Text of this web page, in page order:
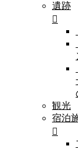
遺跡
観光
宿泊